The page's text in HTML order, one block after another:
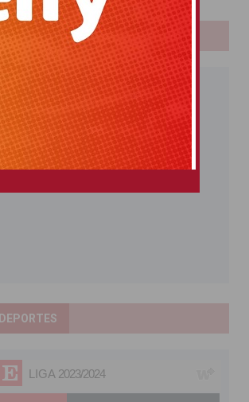
PUBLICIDAD
DEPORTES